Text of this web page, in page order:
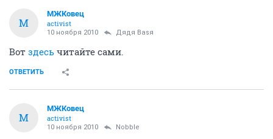
М
МЖКовец
activist
10 ноября 2010 Дядя Ваsя
Вот здесь читайте сами.
ОТВЕТИТЬ
М
МЖКовец
activist
10 ноября 2010 Nobble